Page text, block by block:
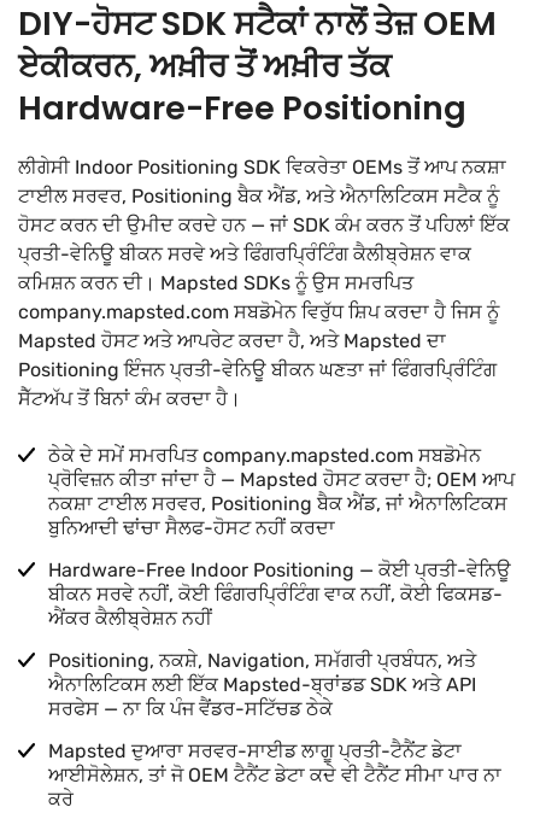
DIY-ਹੋਸਟ SDK ਸਟੈਕਾਂ ਨਾਲੋਂ ਤੇਜ਼ OEM
ਏਕੀਕਰਨ, ਅਖ਼ੀਰ ਤੋਂ ਅਖ਼ੀਰ ਤੱਕ
Hardware-Free Positioning
ਲੀਗੇਸੀ Indoor Positioning SDK ਵਿਕਰੇਤਾ OEMs ਤੋਂ ਆਪ ਨਕਸ਼ਾ
ਟਾਈਲ ਸਰਵਰ, Positioning ਬੈਕ ਐਂਡ, ਅਤੇ ਐਨਾਲਿਟਿਕਸ ਸਟੈਕ ਨੂੰ
ਹੋਸਟ ਕਰਨ ਦੀ ਉਮੀਦ ਕਰਦੇ ਹਨ — ਜਾਂ SDK ਕੰਮ ਕਰਨ ਤੋਂ ਪਹਿਲਾਂ ਇੱਕ
ਪ੍ਰਤੀ-ਵੇਨਿਊ ਬੀਕਨ ਸਰਵੇ ਅਤੇ ਫਿੰਗਰਪ੍ਰਿੰਟਿੰਗ ਕੈਲੀਬ੍ਰੇਸ਼ਨ ਵਾਕ
ਕਮਿਸ਼ਨ ਕਰਨ ਦੀ। Mapsted SDKs ਨੂੰ ਉਸ ਸਮਰਪਿਤ
company.mapsted.com ਸਬਡੋਮੇਨ ਵਿਰੁੱਧ ਸ਼ਿਪ ਕਰਦਾ ਹੈ ਜਿਸ ਨੂੰ
Mapsted ਹੋਸਟ ਅਤੇ ਆਪਰੇਟ ਕਰਦਾ ਹੈ, ਅਤੇ Mapsted ਦਾ
Positioning ਇੰਜਨ ਪ੍ਰਤੀ-ਵੇਨਿਊ ਬੀਕਨ ਘਣਤਾ ਜਾਂ ਫਿੰਗਰਪ੍ਰਿੰਟਿੰਗ
ਸੈੱਟਅੱਪ ਤੋਂ ਬਿਨਾਂ ਕੰਮ ਕਰਦਾ ਹੈ।
ਠੇਕੇ ਦੇ ਸਮੇਂ ਸਮਰਪਿਤ company.mapsted.com ਸਬਡੋਮੇਨ
ਪ੍ਰੋਵਿਜ਼ਨ ਕੀਤਾ ਜਾਂਦਾ ਹੈ — Mapsted ਹੋਸਟ ਕਰਦਾ ਹੈ; OEM ਆਪ
ਨਕਸ਼ਾ ਟਾਈਲ ਸਰਵਰ, Positioning ਬੈਕ ਐਂਡ, ਜਾਂ ਐਨਾਲਿਟਿਕਸ
ਬੁਨਿਆਦੀ ਢਾਂਚਾ ਸੈਲਫ-ਹੋਸਟ ਨਹੀਂ ਕਰਦਾ
Hardware-Free Indoor Positioning — ਕੋਈ ਪ੍ਰਤੀ-ਵੇਨਿਊ
ਬੀਕਨ ਸਰਵੇ ਨਹੀਂ, ਕੋਈ ਫਿੰਗਰਪ੍ਰਿੰਟਿੰਗ ਵਾਕ ਨਹੀਂ, ਕੋਈ ਫਿਕਸਡ-
ਐਂਕਰ ਕੈਲੀਬ੍ਰੇਸ਼ਨ ਨਹੀਂ
Positioning, ਨਕਸ਼ੇ, Navigation, ਸਮੱਗਰੀ ਪ੍ਰਬੰਧਨ, ਅਤੇ
ਐਨਾਲਿਟਿਕਸ ਲਈ ਇੱਕ Mapsted-ਬ੍ਰਾਂਡਡ SDK ਅਤੇ API
ਸਰਫੇਸ — ਨਾ ਕਿ ਪੰਜ ਵੈਂਡਰ-ਸਟਿੱਚਡ ਠੇਕੇ
Mapsted ਦੁਆਰਾ ਸਰਵਰ-ਸਾਈਡ ਲਾਗੂ ਪ੍ਰਤੀ-ਟੈਨੈਂਟ ਡੇਟਾ
ਆਈਸੋਲੇਸ਼ਨ, ਤਾਂ ਜੋ OEM ਟੈਨੈਂਟ ਡੇਟਾ ਕਦੇ ਵੀ ਟੈਨੈਂਟ ਸੀਮਾ ਪਾਰ ਨਾ
ਕਰੇ